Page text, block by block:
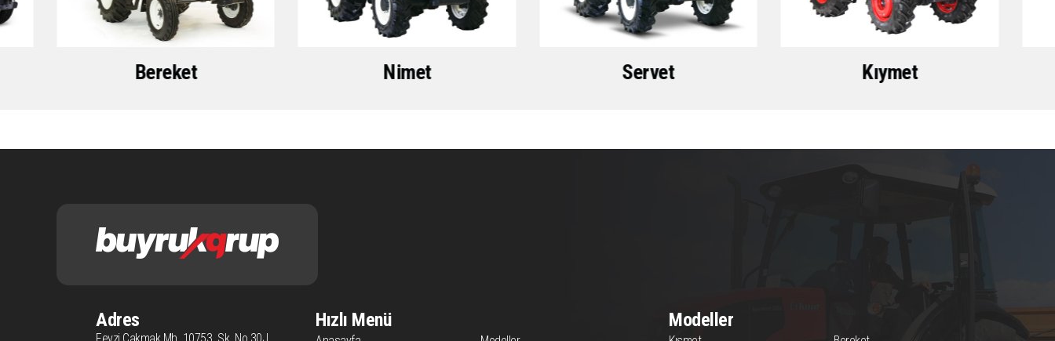
Bereket Nimet Servet Kıymet
Adres
Fevzi Cakmak Mh. 10753. Sk. No 30J
Hızlı Menü Modeller